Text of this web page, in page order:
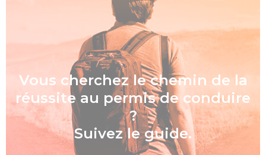
Vous cherchez le chemin de la
réussite au permis de conduire
?
Suivez le guide.